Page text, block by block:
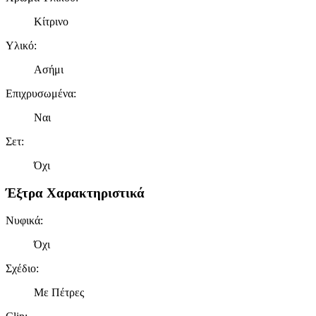
Κίτρινο
Υλικό:
Ασήμι
Επιχρυσωμένα:
Ναι
Σετ:
Όχι
Έξτρα Χαρακτηριστικά
Νυφικά:
Όχι
Σχέδιο:
Με Πέτρες